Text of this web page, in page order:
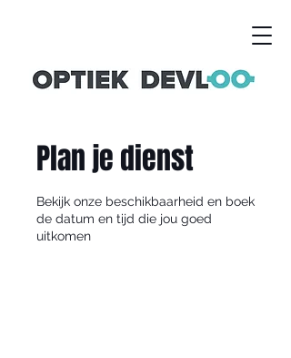
Plan je dienst
Bekijk onze beschikbaarheid en boek
de datum en tijd die jou goed
uitkomen